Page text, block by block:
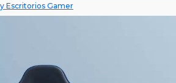
y Escritorios Gamer